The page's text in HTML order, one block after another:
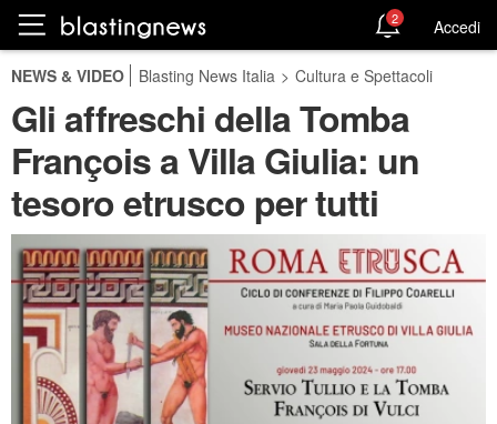
2 Accedi
NEWS & VIDEO Blasting News Italia > Cultura e Spettacoli
Gli affreschi della Tomba
François a Villa Giulia: un
tesoro etrusco per tutti